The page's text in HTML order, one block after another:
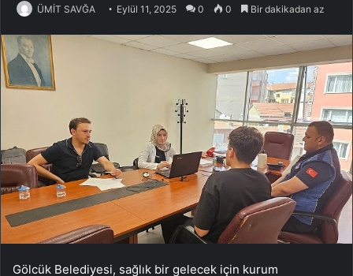
ÜMİT SAVĞA Eylül 11, 2025 0 0 Bir dakikadan az
Gölcük Belediyesi, sağlık bir gelecek için kurum